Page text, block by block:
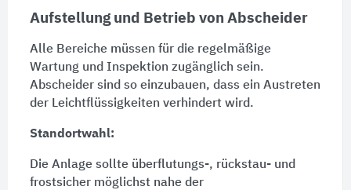
Aufstellung und Betrieb von Abscheider
Alle Bereiche müssen für die regelmäßige
Wartungund Inspektion zugänglich sein.
Abscheider sind so einzubauen, dass ein Austreten
der Leichtflüssigkeiten verhindert wird.
Standortwahl:
Die Anlage sollte überflutungs-, rückstau- und
frostsicher möglichst nahe der